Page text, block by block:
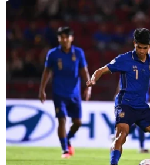
doanh năm 2019 tăng cao
05/04/2019 13:12
Dự kiến trong thời gian tới,
vọng tình hình kinh doanh sẽ
hơn so với tỷ lệ 79,3% của